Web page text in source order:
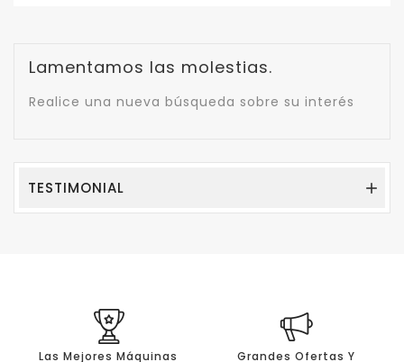
Lamentamos las molestias.
Realice una nueva búsqueda sobre su interés
TESTIMONIAL 
Las Mejores Máquinas
Grandes Ofertas Y